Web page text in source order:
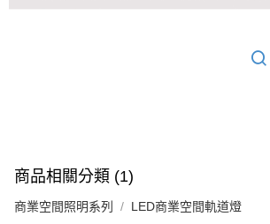
商品相關分類 (1)
商業空間照明系列 LED商業空間軌道燈